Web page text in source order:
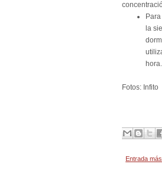
la
Fotos: Infito
Entrada